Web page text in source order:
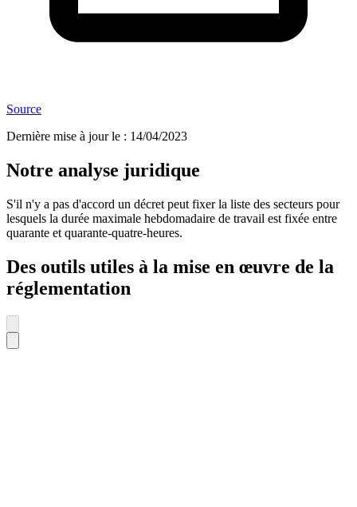
Source
Dernière mise à jour le : 14/04/2023
Notre analyse juridique
S'il n'y a pas d'accord un décret peut fixer la liste des secteurs pour
lesquels la durée maximale hebdomadaire de travail est fixée entre
quarante et quarante-quatre-heures.
Des outils utiles à la mise en œuvre de la
réglementation